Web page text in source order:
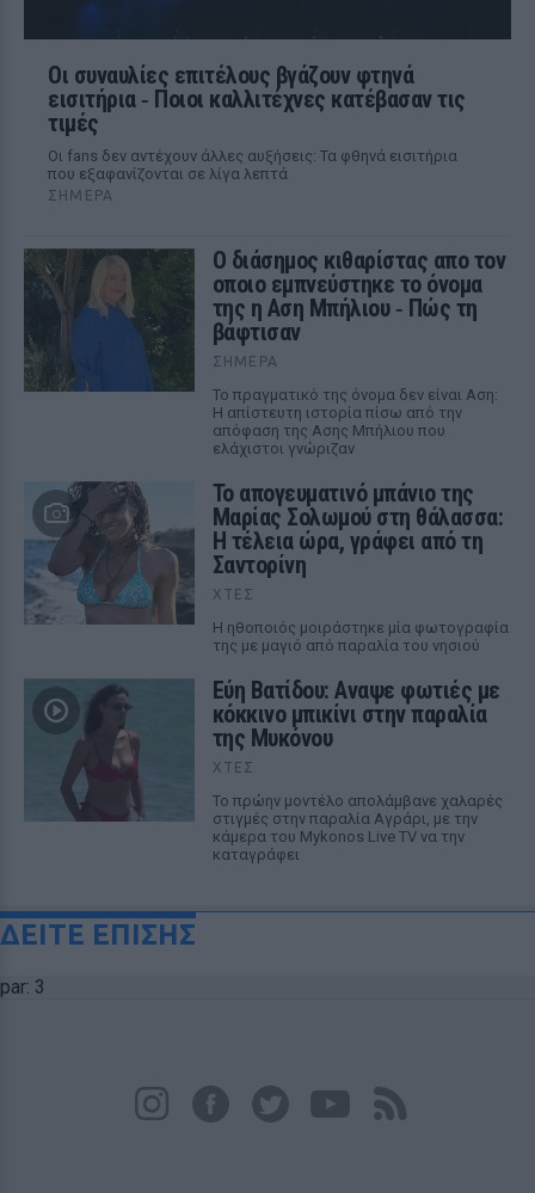
Οι συναυλίες επιτέλους βγάζουν φτηνά
εισιτήρια ‑ Ποιοι καλλιτέχνες κατέβασαν τις
τιμές
Οι fans δεν αντέχουν άλλες αυξήσεις: Τα φθηνά εισιτήρια
που εξαφανίζονται σε λίγα λεπτά
ΣΉΜΕΡΑ
Ο διάσημος κιθαρίστας απο τον
οποιο εμπνεύστηκε το όνομα
της η Αση Μπήλιου ‑ Πώς τη
βάφτισαν
ΣΉΜΕΡΑ
Το πραγματικό της όνομα δεν είναι Αση:
Η απίστευτη ιστορία πίσω από την
απόφαση της Ασης Μπήλιου που
ελάχιστοι γνώριζαν
Το απογευματινό μπάνιο της
Μαρίας Σολωμού στη θάλασσα:
Η τέλεια ώρα, γράφει από τη
Σαντορίνη
ΧΤΕΣ
Η ηθοποιός μοιράστηκε μία φωτογραφία
της με μαγιό από παραλία του νησιού
Εύη Βατίδου: Αναψε φωτιές με
κόκκινο μπικίνι στην παραλία
της Μυκόνου
ΧΤΕΣ
Το πρώην μοντέλο απολάμβανε χαλαρές
στιγμές στην παραλία Αγράρι, με την
κάμερα του Mykonos Live TV να την
καταγράφει
ΔΕΙΤΕ ΕΠΙΣΗΣ
par: 3